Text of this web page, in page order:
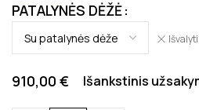
PATALYNĖS DĖŽĖ
Išvalyti
910,00 € Išankstinis